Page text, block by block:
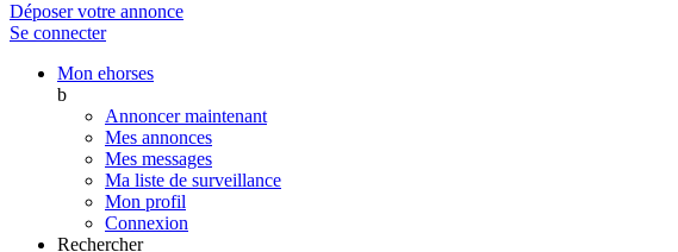
Déposer votre annonce
Se connecter
Mon ehorses
b
Annoncer maintenant
Mes annonces
Mes messages
Ma liste de surveillance
Mon profil
Connexion
Rechercher